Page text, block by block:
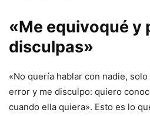
«Me equivoqué y
disculpas»
«No quería hablar con nadie,
error y me disculpo: quiero
cuando ella quiera». Esto es lo